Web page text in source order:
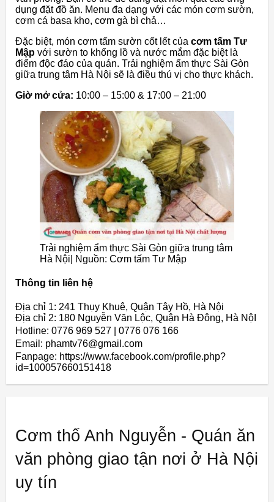
dụng đặt đồ ăn. Menu đa dạng với các món cơm sườn,
cơm cá basa kho, cơm gà bì chả…
Đặc biệt, món cơm tấm sườn cốt lết của cơm tấm Tư
Mập với sườn to khổng lồ và nước mắm đặc biệt là
điểm độc đáo của quán. Trải nghiệm ẩm thực Sài Gòn
giữa trung tâm Hà Nội sẽ là điều thú vị cho thực khách.
Giờ mở cửa: 10:00 – 15:00 & 17:00 – 21:00
Trải nghiệm ẩm thực Sài Gòn giữa trung tâm
Hà Nội| Nguồn: Cơm tấm Tư Mập
Thông tin liên hệ
Địa chỉ 1: 241 Thụy Khuê, Quận Tây Hồ, Hà Nội
Địa chỉ 2: 180 Nguyễn Văn Lộc, Quận Hà Đông, Hà NộI
Hotline: 0776 969 527 | 0776 076 166
Email: phamtv76@gmail.com
Fanpage: https://www.facebook.com/profile.php?
id=100057660151418
Cơm thố Anh Nguyễn - Quán ăn
văn phòng giao tận nơi ở Hà Nội
uy tín